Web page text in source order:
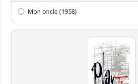
Mon oncle (1958)